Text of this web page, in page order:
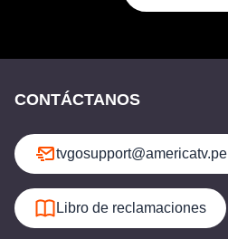
CONTÁCTANOS
tvgosupport@americatv.pe
Libro de reclamaciones